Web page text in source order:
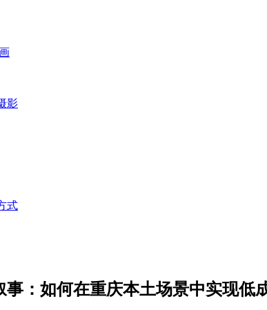
事：如何在重庆本土场景中实现低